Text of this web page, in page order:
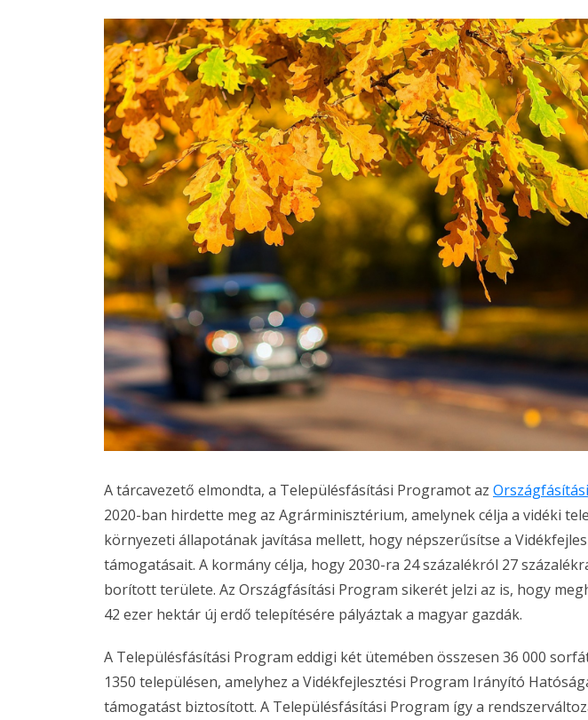
A tárcavezető elmondta, a Településfásítási Programot az
2020-ban hirdette meg az Agrárminisztérium, amelynek célja a vidéki
környezeti állapotának javítása mellett, hogy népszerűsítse a
támogatásait. A kormány célja, hogy 2030-ra 24 százalékról 27
borított területe. Az Országfásítási Program sikerét jelzi az is, hogy
42 ezer hektár új erdő telepítésére pályáztak a magyar gazdák.
A Településfásítási Program eddigi két ütemében összesen 36 000
1350 településen, amelyhez a Vidékfejlesztési Program Irányító
támogatást biztosított. A Településfásítási Program így a